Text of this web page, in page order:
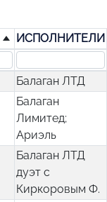
ИСПОЛНИТЕЛИ
Балаган ЛТД
Балаган
Лимитед;
Ариэль
Балаган ЛТД
дуэт с
Киркоровым Ф.